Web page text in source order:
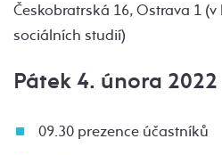
Českobratrská 16, Ostrava 1
sociálních studií)
Pátek 4. února 2022
09.30 prezence účastníků